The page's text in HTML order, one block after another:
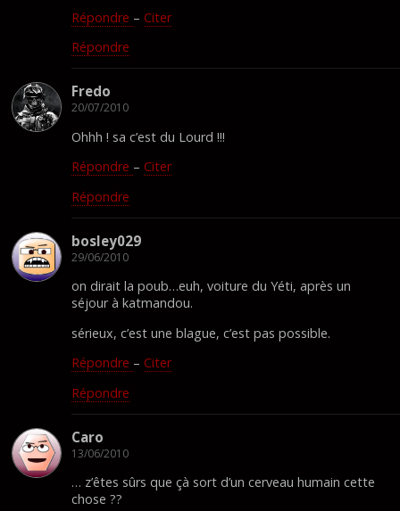
Répondre – Citer
Répondre
Fredo
20/07/2010
Ohhh ! sa c’est du Lourd !!!
Répondre – Citer
Répondre
bosley029
29/06/2010
on dirait la poub…euh, voiture du Yéti, après un
séjour à katmandou.
sérieux, c’est une blague, c’est pas possible.
Répondre – Citer
Répondre
Caro
13/06/2010
… z’êtes sûrs que çà sort d’un cerveau humain cette
chose ??